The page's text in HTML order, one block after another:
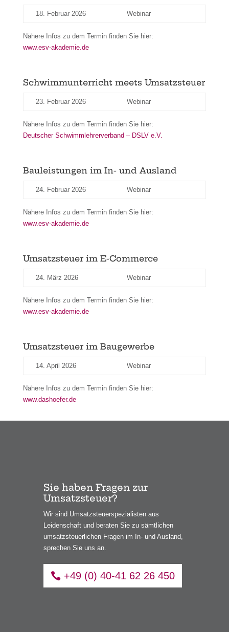
18. Februar 2026 Webinar
Nähere Infos zu dem Termin finden Sie hier:
www.esv-akademie.de
Schwimmunterricht meets Umsatzsteuer
23. Februar 2026 Webinar
Nähere Infos zu dem Termin finden Sie hier:
Deutscher Schwimmlehrerverband – DSLV e.V.
Bauleistungen im In- und Ausland
24. Februar 2026 Webinar
Nähere Infos zu dem Termin finden Sie hier:
www.esv-akademie.de
Umsatzsteuer im E-Commerce
24. März 2026 Webinar
Nähere Infos zu dem Termin finden Sie hier:
www.esv-akademie.de
Umsatzsteuer im Baugewerbe
14. April 2026 Webinar
Nähere Infos zu dem Termin finden Sie hier:
www.dashoefer.de
Sie haben Fragen zur
Umsatzsteuer?
Wir sind Umsatzsteuerspezialisten aus
Leidenschaft und beraten Sie zu sämtlichen
umsatzsteuerlichen Fragen im In- und Ausland,
sprechen Sie uns an.
+49 (0) 40-41 62 26 450